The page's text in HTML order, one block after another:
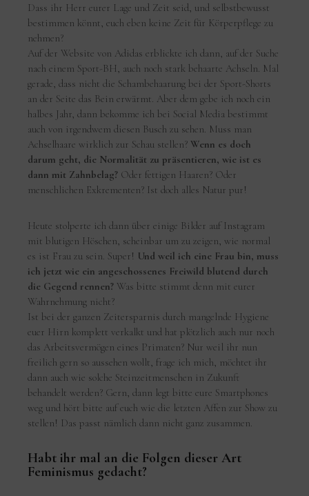
Dass ihr Herr eurer Lage und Zeit seid, und selbstbewusst
bestimmen könnt, euch eben keine Zeit für Körperpflege zu
nehmen?
Auf der Website von Adidas erblickte ich dann, auf der Suche
nach einem Sport-BH, auch noch stark behaarte Achseln. Mal
gerade, dass nicht die Schambehaarung bei der Sport-Shorts
an der Seite das Bein erwärmt. Aber dem gebe ich noch ein
halbes Jahr, dann bekomme ich bei Social Media bestimmt
auch von irgendwem diesen Busch zu sehen. Muss man
Achselhaare wirklich zur Schau stellen? Wenn es doch
darum geht, die Normalität zu präsentieren, wie ist es
dann mit Zahnbelag? Oder fettigen Haaren? Oder
menschlichen Exkrementen? Ist doch alles Natur pur!
Heute stolperte ich dann über einige Bilder auf Instagram
mit blutigen Höschen, scheinbar um zu zeigen, wie normal
es ist Frau zu sein. Super! Und weil ich eine Frau bin, muss
ich jetzt wie ein angeschossenes Freiwild blutend durch
die Gegend rennen? Was bitte stimmt denn mit eurer
Wahrnehmung nicht?
Ist bei der ganzen Zeitersparnis durch mangelnde Hygiene
euer Hirn komplett verkalkt und hat plötzlich auch nur noch
das Arbeitsvermögen eines Primaten? Nur weil ihr nun
freilich gern so aussehen wollt, frage ich mich, möchtet ihr
dann auch wie solche Steinzeitmenschen in Zukunft
behandelt werden? Gern, dann legt bitte eure Smartphones
weg und hört bitte auf euch wie die letzten Affen zur Show zu
stellen! Das passt nämlich dann nicht ganz zusammen.
Habt ihr mal an die Folgen dieser Art
Feminismus gedacht?